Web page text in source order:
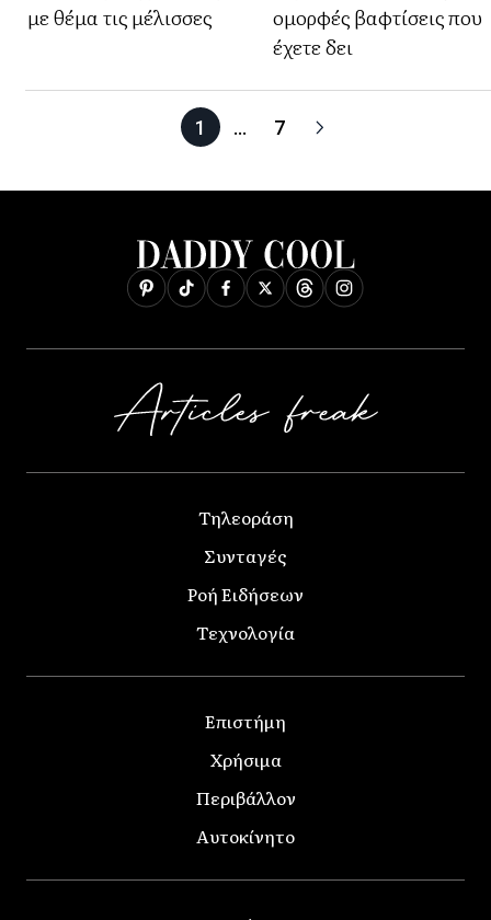
με θέμα τις μέλισσες
ομορφές βαφτίσεις που
έχετε δει
1 … 7
Τηλεοράση
Συνταγές
Ροή Ειδήσεων
Τεχνολογία
Επιστήμη
Χρήσιμα
Περιβάλλον
Αυτοκίνητο